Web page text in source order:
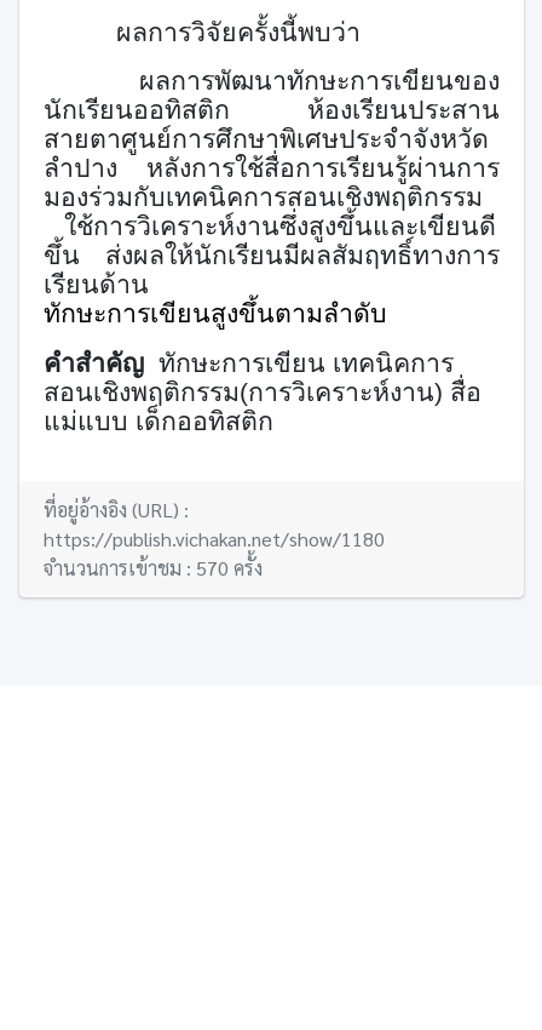
ผลการวิจัยครั้งนี้พบว่า
ผลการพัฒนาทักษะการเขียนของ
นักเรียนออทิสติก ห้องเรียนประสาน
สายตาศูนย์การศึกษาพิเศษประจำจังหวัด
ลำปาง หลังการใช้สื่อการเรียนรู้ผ่านการ
มองร่วมกับเทคนิคการสอนเชิงพฤติกรรม
ใช้การวิเคราะห์งานซึ่งสูงขึ้นและเขียนดี
ขึ้น ส่งผลให้นักเรียนมีผลสัมฤทธิ์ทางการ
เรียนด้าน
ทักษะการเขียนสูงขึ้นตามลำดับ
คำสำคัญ ทักษะการเขียน เทคนิคการ
สอนเชิงพฤติกรรม(การวิเคราะห์งาน) สื่อ
แม่แบบ เด็กออทิสติก
ที่อยู่อ้างอิง (URL) :
https://publish.vichakan.net/show/1180
จำนวนการเข้าชม : 570 ครั้ง